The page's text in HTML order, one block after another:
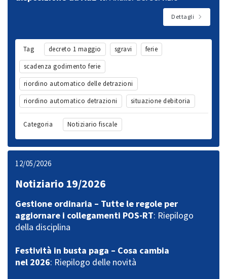
Dettagli
Tag decreto 1 maggio sgravi
ferie
scadenza godimento ferie
riordino automatico delle detrazioni
riordino automatico detrazioni
situazione debitoria
Categoria Notiziario fiscale
12/05/2026
Notiziario 19/2026
Gestione ordinaria – Tutte le regole per
aggiornare i collegamenti POS-RT: Riepilogo
della disciplina
Festività in busta paga – Cosa cambia
nel 2026: Riepilogo delle novità